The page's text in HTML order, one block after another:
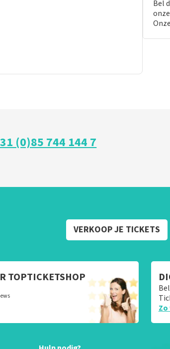
Bel
(0)85 744 144 7
VERKOOP JE TICKETS
TOPTICKETSHOP